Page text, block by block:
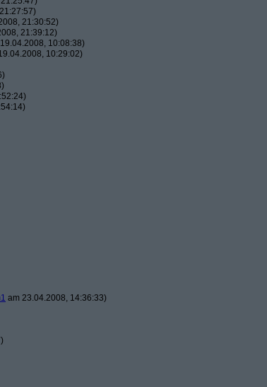
21:30:52)
21:39:12)
10:08:38)
10:29:02)
am 23.04.2008, 14:36:33)